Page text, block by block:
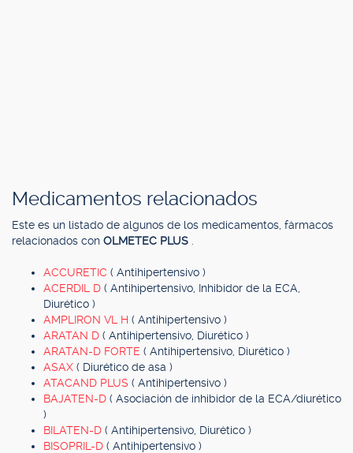
Medicamentos relacionados
Este es un listado de algunos de los medicamentos, fármacos
relacionados con OLMETEC PLUS
ACCURETIC ( Antihipertensivo )
ACERDIL D ( Antihipertensivo, Inhibidor de la ECA,
Diurético )
AMPLIRON VL H ( Antihipertensivo )
ARATAN D ( Antihipertensivo, Diurético )
ARATAN-D FORTE ( Antihipertensivo, Diurético )
ASAX ( Diurético de asa )
ATACAND PLUS ( Antihipertensivo )
BAJATEN-D ( Asociación de inhibidor de la ECA/diurético
)
BILATEN-D ( Antihipertensivo, Diurético )
BISOPRIL-D ( Antihipertensivo )